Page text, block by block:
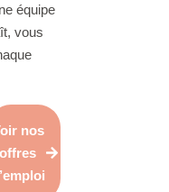
équipe
vous
nos
offres